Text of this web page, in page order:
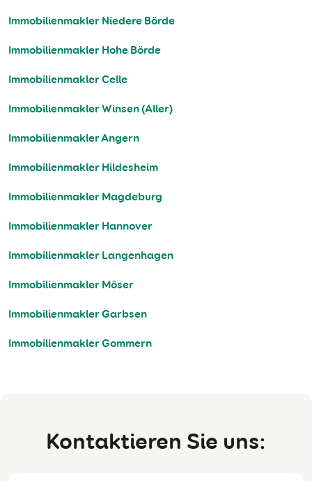
Immobilienmakler Niedere Börde
Immobilienmakler Hohe Börde
Immobilienmakler Celle
Immobilienmakler Winsen (Aller)
Immobilienmakler Angern
Immobilienmakler Hildesheim
Immobilienmakler Magdeburg
Immobilienmakler Hannover
Immobilienmakler Langenhagen
Immobilienmakler Möser
Immobilienmakler Garbsen
Immobilienmakler Gommern
Kontaktieren Sie uns: